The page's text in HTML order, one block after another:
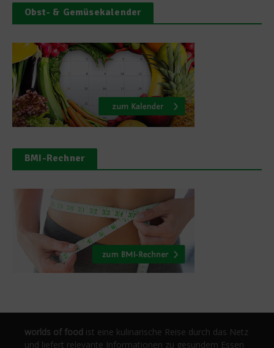
Obst- & Gemüsekalender
BMI-Rechner
worlds of food ist eine kulinarische Reise durch das Netz
und liefert relevante Informationen zu gesundem Essen